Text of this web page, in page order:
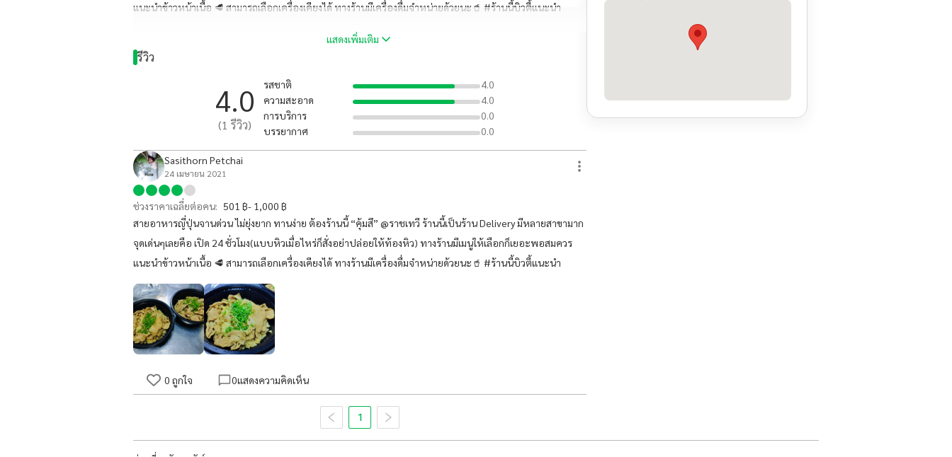
แนะนำข้าวหน้าเนื้อ 🥩 สามารถเลือกเครื่องเคียงได้ ทางร้านมีเครื่องดื่มจำหน่ายด้วยนะ🥤 #ร้านนี้บิวตี้แนะนำ
แสดงเพิ่มเติม
รีวิว
4.0
(1 รีวิว)
รสชาติ
4.0
ความสะอาด
4.0
การบริการ
0.0
บรรยากาศ
0.0
Sasithorn Petchai
24 เมษายน 2021
ช่วงราคาเฉลี่ยต่อคน: 501 ฿- 1,000 ฿
สายอาหารญี่ปุ่นจานด่วน ไม่ยุ่งยาก ทานง่าย ต้องร้านนี้ “คุ้มสึ” @ราชเทวี ร้านนี้เป็นร้าน Delivery มีหลายสาขามาก
จุดเด่นๆเลยคือ เปิด 24 ชั่วโมง(แบบหิวเมื่อไหร่ก็สั่งอย่าปล่อยให้ท้องหิว) ทางร้านมีเมนูให้เลือกก็เยอะพอสมควร
แนะนำข้าวหน้าเนื้อ 🥩 สามารถเลือกเครื่องเคียงได้ ทางร้านมีเครื่องดื่มจำหน่ายด้วยนะ🥤 #ร้านนี้บิวตี้แนะนำ
0 ถูกใจ 0แสดงความคิดเห็น
1